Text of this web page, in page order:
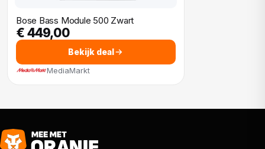
Bose Bass Module 500 Zwart
€ 449,00
Bekijk deal
MediaMarkt